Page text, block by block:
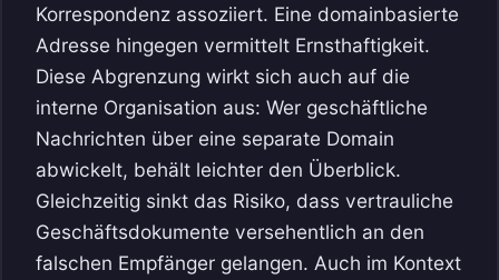
Korrespondenz assoziiert. Eine domainbasierte
Adresse hingegen vermittelt Ernsthaftigkeit.
Diese Abgrenzung wirkt sich auch auf die
interne Organisation aus: Wer geschäftliche
Nachrichten über eine separate Domain
abwickelt, behält leichter den Überblick.
Gleichzeitig sinkt das Risiko, dass vertrauliche
Geschäftsdokumente versehentlich an den
falschen Empfänger gelangen. Auch im Kontext